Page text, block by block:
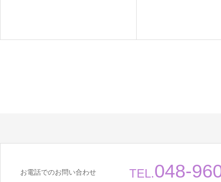
お電話でのお問い合わせ TEL.048-